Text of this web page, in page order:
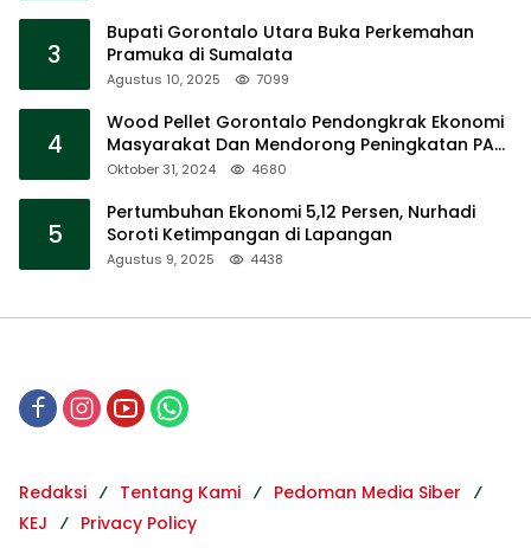
3
Bupati Gorontalo Utara Buka Perkemahan
Pramuka di Sumalata
Agustus 10, 2025 7099
4
Wood Pellet Gorontalo Pendongkrak Ekonomi
Masyarakat Dan Mendorong Peningkatan PAD
Gorontalo
Oktober 31, 2024 4680
5
Pertumbuhan Ekonomi 5,12 Persen, Nurhadi
Soroti Ketimpangan di Lapangan
Agustus 9, 2025 4438
Redaksi Tentang Kami
Pedoman Media Siber
KEJ
Privacy Policy